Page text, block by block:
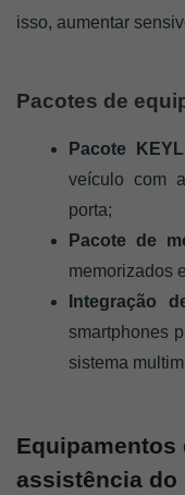
isso, aumentar
Pacotes de
Pacote
veículo com
porta;
Pacote de
memorizados
Integração
smartphones
sistema
Equipamentos
assistência do